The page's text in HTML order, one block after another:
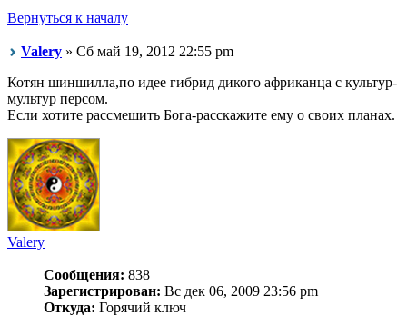
Вернуться к началу
Valery » Сб май 19, 2012 22:55 pm
Котян шиншилла,по идее гибрид дикого африканца с культур-
мультур персом.
Если хотите рассмешить Бога-расскажите ему о своих планах.
Valery
Сообщения: 838
Зарегистрирован: Вс дек 06, 2009 23:56 pm
Откуда: Горячий ключ